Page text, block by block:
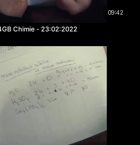
09:42
Chimie - 23:02:2022